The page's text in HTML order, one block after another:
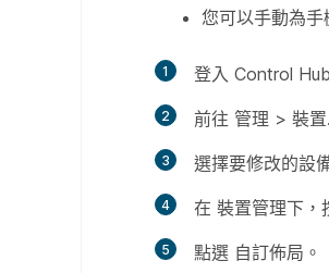
您可以手動為手
1 登入 Control
2 前往 管理 > 裝置.
3 選擇要修改的設
4 在 裝置管理下，
5 點選 自訂佈局 。